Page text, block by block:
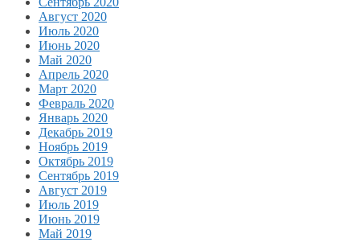
Август 2020
Июль 2020
Июнь 2020
Май 2020
Апрель 2020
Март 2020
Февраль 2020
Январь 2020
Декабрь 2019
Ноябрь 2019
Октябрь 2019
Сентябрь 2019
Август 2019
Июль 2019
Июнь 2019
Май 2019